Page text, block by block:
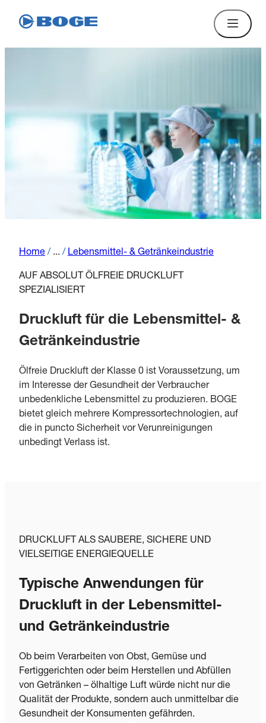
Home / ... / Lebensmittel- & Getränkeindustrie
AUF ABSOLUT ÖLFREIE DRUCKLUFT
SPEZIALISIERT
Druckluft für die Lebensmittel- &
Getränkeindustrie
Ölfreie Druckluft der Klasse 0 ist Voraussetzung, um
im Interesse der Gesundheit der Verbraucher
unbedenkliche Lebensmittel zu produzieren. BOGE
bietet gleich mehrere Kompressortechnologien, auf
die in puncto Sicherheit vor Verunreinigungen
unbedingt Verlass ist.
DRUCKLUFT ALS SAUBERE, SICHERE UND
VIELSEITIGE ENERGIEQUELLE
Typische Anwendungen für
Druckluft in der Lebensmittel-
und Getränkeindustrie
Ob beim Verarbeiten von Obst, Gemüse und
Fertiggerichten oder beim Herstellen und Abfüllen
von Getränken – ölhaltige Luft würde nicht nur die
Qualität der Produkte, sondern auch unmittelbar die
Gesundheit der Konsumenten gefährden.